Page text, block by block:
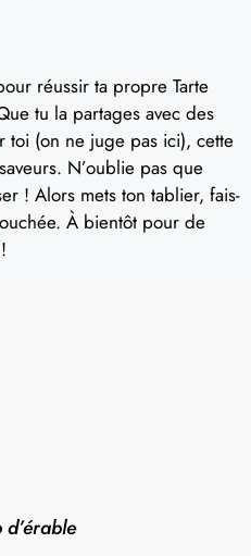
réussir ta propre Tarte
tu la partages avec des
toi (on ne juge pas ici), cette
N’oublie pas que
! Alors mets ton tablier, fais-
À bientôt pour de